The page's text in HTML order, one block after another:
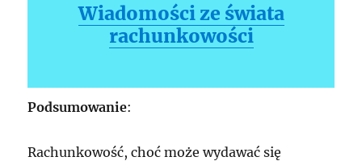
Wiadomości ze świata
rachunkowości
Podsumowanie:
Rachunkowość, choć może wydawać się